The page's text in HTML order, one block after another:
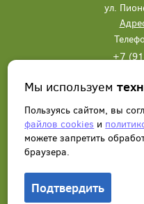
ул.
+7
Написать нам
Мы используем
Пользуясь сайтом, вы
файлов cookies и
можете запретить
браузера.
Подтвердить